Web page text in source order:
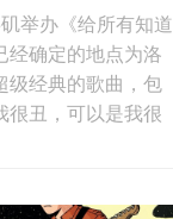
举办《给所有知道
经确定的地点为洛
级经典的歌曲，包
很丑，可以是我很
页面】